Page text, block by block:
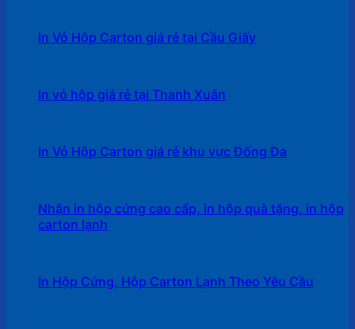
In Vỏ Hộp Carton giá rẻ tại Cầu Giấy
In vỏ hộp giá rẻ tại Thanh Xuân
In Vỏ Hộp Carton giá rẻ khu vực Đống Đa
Nhận in hộp cứng cao cấp, in hộp quà tặng, in hộp
carton lạnh
In Hộp Cứng, Hộp Carton Lạnh Theo Yêu Cầu